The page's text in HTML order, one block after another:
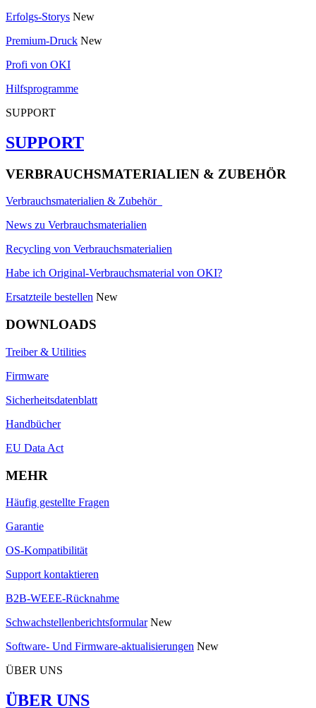
Erfolgs-Storys New
Premium-Druck New
Profi von OKI
Hilfsprogramme
SUPPORT
SUPPORT
VERBRAUCHSMATERIALIEN & ZUBEHÖR
Verbrauchsmaterialien & Zubehör
News zu Verbrauchsmaterialien
Recycling von Verbrauchsmaterialien
Habe ich Original-Verbrauchsmaterial von OKI?
Ersatzteile bestellen New
DOWNLOADS
Treiber & Utilities
Firmware
Sicherheitsdatenblatt
Handbücher
EU Data Act
MEHR
Häufig gestellte Fragen
Garantie
OS-Kompatibilität
Support kontaktieren
B2B-WEEE-Rücknahme
Schwachstellenberichtsformular New
Software- Und Firmware-aktualisierungen New
ÜBER UNS
ÜBER UNS